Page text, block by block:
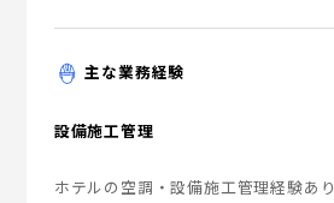
主な業務経験
設備施工管理
ホテルの空調・設備施工管理経験あり